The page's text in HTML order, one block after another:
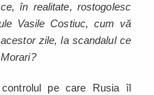
în realitate, rostogolesc
Vasile Costiuc, cum vă
zile, la scandalul ce
pe care Rusia îl